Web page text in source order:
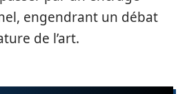
engendrant un débat
de l’art.